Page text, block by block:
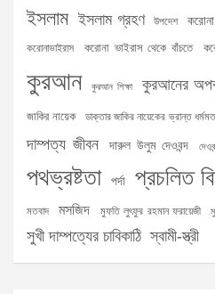
ইসলাম ইসলাম গ্রহণ উপদেশ করোনা
করোনাভাইরাস করোনা ভাইরাস থেকে বাঁচতে
কুরআন কুরআন শিক্ষা কুরআনের
জাকির নায়েক ডাক্তার জাকির নায়েকের ভ্রান্ত ধর্মমত
দাম্পত্য জীবন দারুল উলুম দেওবন্দ
পথভ্রষ্টতা পর্দা প্রচলিত
মতবাদ মসজিদ মুফতি লুৎফুর রহমান ফরায়েজী
সুখী দাম্পত্যের চাবিকাঠি স্বামী-স্ত্রী